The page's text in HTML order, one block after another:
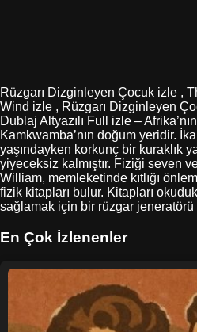
Rüzgarı Dizginleyen Çocuk izle ,
Wind izle , Rüzgarı Dizginleyen
Dublaj Altyazılı Full izle –
Kamkwamba’nın doğum yeridir.
yaşındayken korkunç bir kuraklık
yiyeceksiz kalmıştır. Fiziği seven
William, memleketinde kıtlığı
fizik kitapları bulur. Kitapları
sağlamak için bir rüzgar jeneratörü
En Çok İzlenenler